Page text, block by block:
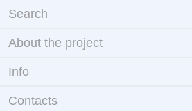
Search
About the project
Info
Contacts